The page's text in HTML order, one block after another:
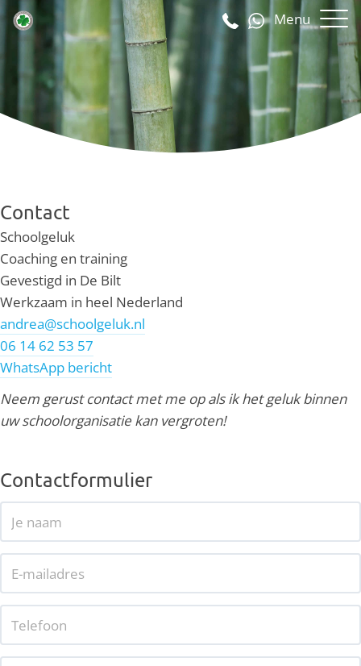
Menu
Contact
Schoolgeluk
Coaching en training
Gevestigd in De Bilt
Werkzaam in heel Nederland
andrea@schoolgeluk.nl
06 14 62 53 57
WhatsApp bericht
Neem gerust contact met me op als ik het geluk binnen
uw schoolorganisatie kan vergroten!
Contactformulier